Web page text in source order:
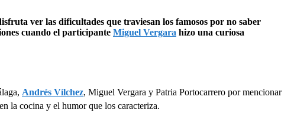
ver las dificultades que traviesan los famosos por no saber
cuando el participante Miguel Vergara hizo una curiosa
Andrés Vílchez, Miguel Vergara y Patria Portocarrero por mencionar
la cocina y el humor que los caracteriza.